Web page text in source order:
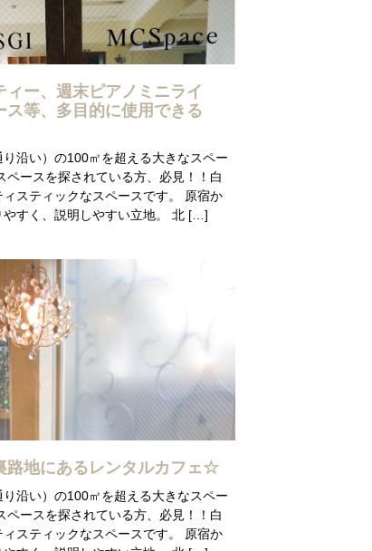
ィー、週末ピアノミニライ
ス等、多目的に使用できる
沿い）の100㎡を超える大きなスペー
ースを探されている方、必見！！白
スティックなスペースです。 原宿か
やすく、説明しやすい立地。 北 […]
路地にあるレンタルカフェ☆